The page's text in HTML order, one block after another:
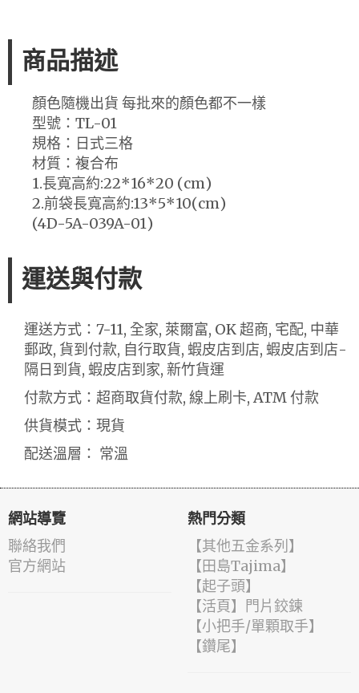
商品描述
顏色隨機出貨 每批來的顏色都不一樣
型號：TL-01
規格：日式三格
材質：複合布
1.長寬高約:22*16*20 (cm)
2.前袋長寬高約:13*5*10(cm)
(4D-5A-039A-01)
運送與付款
運送方式：7-11, 全家, 萊爾富, OK 超商, 宅配, 中華
郵政, 貨到付款, 自行取貨, 蝦皮店到店, 蝦皮店到店-
隔日到貨, 蝦皮店到家, 新竹貨運
付款方式：超商取貨付款, 線上刷卡, ATM 付款
供貨模式：現貨
配送溫層： 常溫
網站導覽
聯絡我們
官方網站
熱門分類
【其他五金系列】
【田島Tajima】
【起子頭】
【活頁】門片鉸鍊
【小把手/單顆取手】
【鑽尾】